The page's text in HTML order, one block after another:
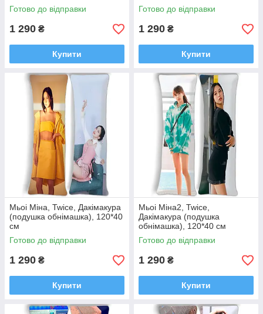
Готово до відправки
1 290 ₴
Купити
Готово до відправки
1 290 ₴
Купити
Мьоі Міна, Twice, Дакімакура
(подушка обнімашка), 120*40
см
Готово до відправки
1 290 ₴
Купити
Мьоі Міна2, Twice,
Дакімакура (подушка
обнімашка), 120*40 см
Готово до відправки
1 290 ₴
Купити